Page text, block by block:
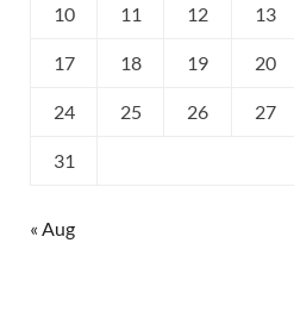
10 11 12 13
17 18 19 20
24 25 26 27
31
« Aug